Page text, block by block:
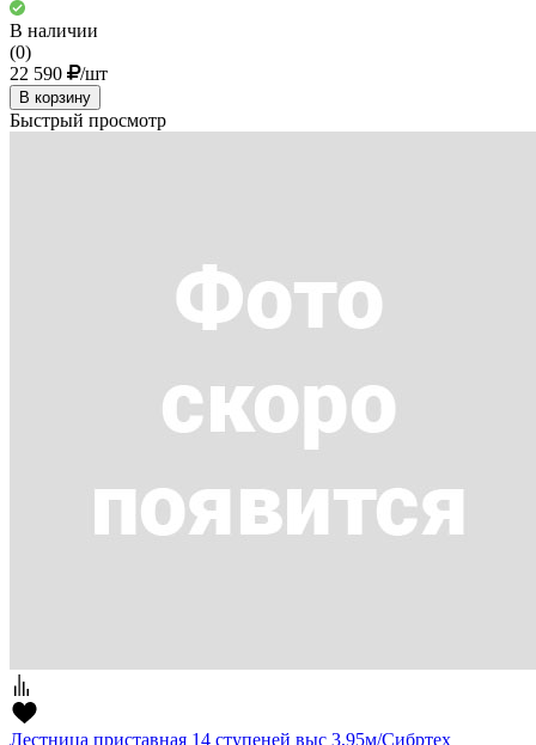
В наличии
(0)
22 590
/шт
В корзину
Быстрый просмотр
Лестница приставная 14 ступеней выс 3,95м/Сибртех